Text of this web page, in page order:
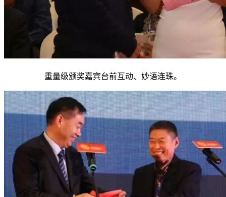
重量级颁奖嘉宾台前互动、妙语连珠。